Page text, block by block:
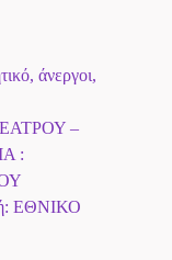
άνεργοι,
–
:
ΕΘΝΙΚΟ